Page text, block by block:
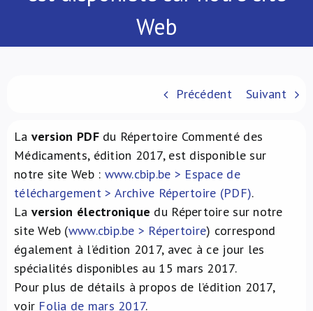
Web
Précédent Suivant
La version PDFdu Répertoire Commenté des
Médicaments, édition 2017, est disponible sur
notre site Web : www.cbip.be > Espace de
téléchargement > Archive Répertoire (PDF).
La version électronique du Répertoire sur notre
site Web (www.cbip.be > Répertoire) correspond
également à l’édition 2017, avec à ce jour les
spécialités disponibles au 15 mars 2017.
Pour plus de détails à propos de l’édition 2017,
voir Folia de mars 2017.